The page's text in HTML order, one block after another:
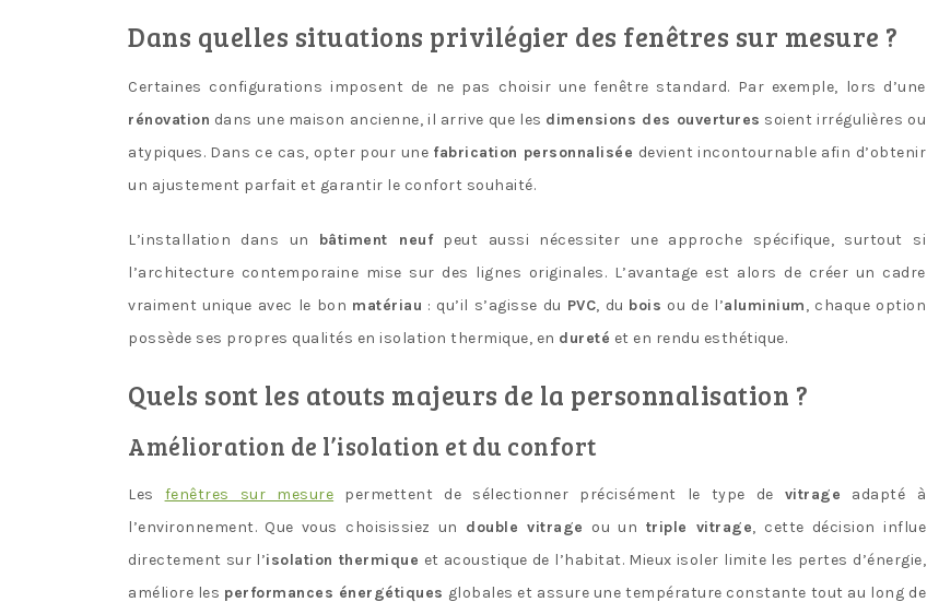
Dans quelles situations privilégier des fenêtres sur mesure ?
Certaines configurations imposent de ne pas choisir une fenêtre standard. Par exemple, lors d’une
rénovation dans une maison ancienne, il arrive que les dimensions des ouvertures soient irrégulières ou
atypiques. Dans ce cas, opter pour une fabrication personnalisée devient incontournable afin d’obtenir
un ajustement parfait et garantir le confort souhaité.
L’installation dans un bâtiment neufpeut aussi nécessiter une approche spécifique, surtout si
l’architecture contemporaine mise sur des lignes originales. L’avantage est alors de créer un cadre
vraiment unique avec le bon matériau : qu’il s’agisse du PVC, du bois ou de l’aluminium, chaque option
possède ses propres qualités en isolation thermique, en dureté et en rendu esthétique.
Quels sont les atouts majeurs de la personnalisation ?
Amélioration de l’isolation et du confort
Les fenêtres sur mesure permettent de sélectionner précisément le type de vitrage adapté à
l’environnement. Que vous choisissiez un double vitrage ou un triple vitrage, cette décision influe
directement sur l’isolation thermique et acoustique de l’habitat. Mieux isoler limite les pertes d’énergie,
améliore les performances énergétiques globales et assure une température constante tout au long de